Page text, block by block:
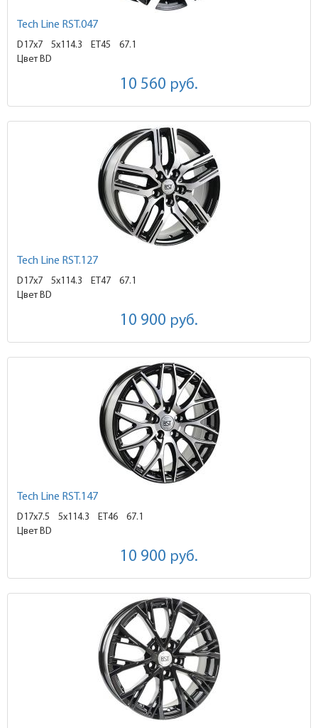
Tech Line RST.047
D17x7 5x114.3 ET45
67.1
Цвет BD
10 560 руб.
Tech Line RST.127
D17x7 5x114.3 ET47
67.1
Цвет BD
10 900 руб.
Tech Line RST.147
D17x7.5 5x114.3 ET46
67.1
Цвет BD
10 900 руб.